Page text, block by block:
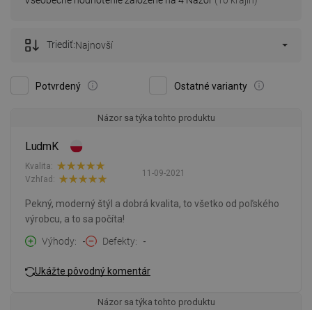
Potvrdený Ostatné varianty
Triediť:Najnovší
Názor sa týka tohto produktu
LudmK
11-09-2021
Kvalita:
Vzhľad:
Pekný, moderný štýl a dobrá kvalita, to všetko od poľského
výrobcu, a to sa počíta!
Výhody
- Defekty -
Ukážte pôvodný komentár
Názor sa týka tohto produktu